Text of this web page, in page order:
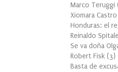
Marco Teruggi
Xiomara
Honduras: el
Reinaldo
Se va doña
Robert Fisk (3)
Basta de